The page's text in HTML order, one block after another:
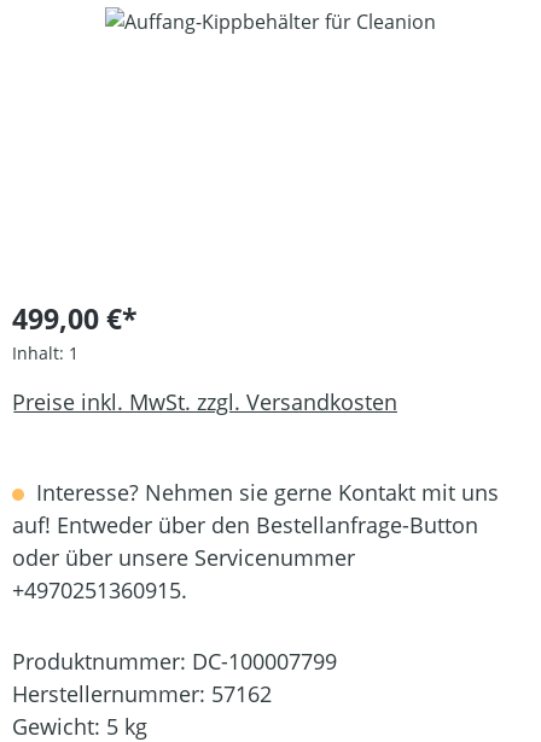
Bildergalerie überspringen
499,00 €*
Inhalt: 1
Preise inkl. MwSt. zzgl. Versandkosten
Interesse? Nehmen sie gerne Kontakt mit uns
auf! Entweder über den Bestellanfrage-Button
oder über unsere Servicenummer
+4970251360915.
Produktnummer: DC-100007799
Herstellernummer: 57162
Gewicht: 5 kg